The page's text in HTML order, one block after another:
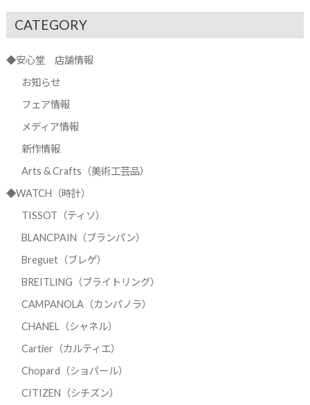
CATEGORY
◆安心堂 店舗情報
お知らせ
フェア情報
メディア情報
新作情報
Arts & Crafts（美術工芸品）
◆WATCH（時計）
TISSOT（ティソ）
BLANCPAIN（ブランパン）
Breguet（ブレゲ）
BREITLING（ブライトリング）
CAMPANOLA（カンパノラ）
CHANEL（シャネル）
Cartier（カルティエ）
Chopard（ショパール）
CITIZEN（シチズン）